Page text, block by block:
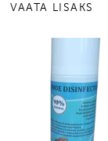
VAATA LISAKS